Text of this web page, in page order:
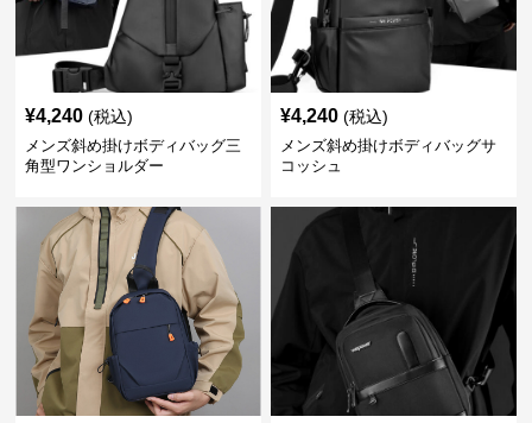
¥4,240 (税込)
メンズ斜め掛けボディバッグ三
角型ワンショルダー
¥4,240 (税込)
メンズ斜め掛けボディバッグサ
コッシュ